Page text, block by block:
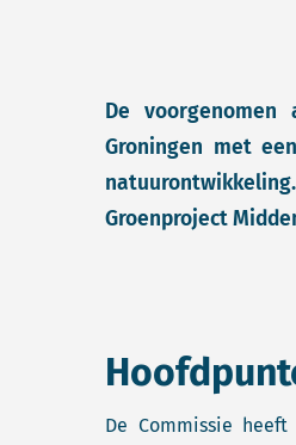
De
Groningen met
Groenproject
De Commissie